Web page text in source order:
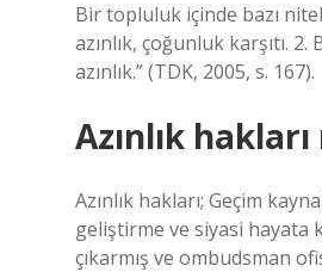
Bir topluluk içinde bazı
azınlık, çoğunluk karşıtı.
azınlık.” (TDK, 2005, s. 167).
Azınlık
Azınlık hakları; Geçim
geliştirme ve siyasi hayata
çıkarmış ve ombudsman